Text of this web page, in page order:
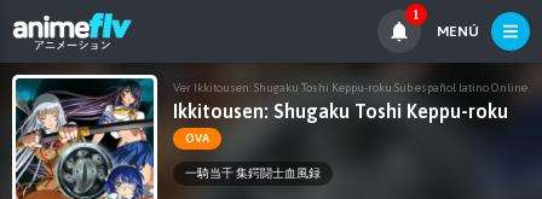
1
MENÚ
Ver Ikkitousen: Shugaku Toshi Keppu-roku Sub español latino Online
Ikkitousen: Shugaku Toshi Keppu-roku
OVA
一騎当千 集鍔闘士血風録